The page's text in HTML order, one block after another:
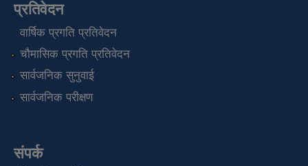
प्रतिवेदन
वार्षिक प्रगति प्रतिवेदन
चौमासिक प्रगति प्रतिवेदन
सार्वजनिक सुनुवाई
सार्वजनिक परीक्षण
संपर्क